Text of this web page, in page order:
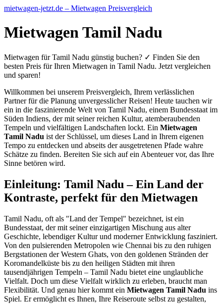
mietwagen-jetzt.de – Mietwagen Preisvergleich
Mietwagen Tamil Nadu
Mietwagen für Tamil Nadu günstig buchen? ✓ Finden Sie den
besten Preis für Ihren Mietwagen in Tamil Nadu. Jetzt vergleichen
und sparen!
Willkommen bei unserem Preisvergleich, Ihrem verlässlichen
Partner für die Planung unvergesslicher Reisen! Heute tauchen wir
ein in die faszinierende Welt von Tamil Nadu, einem Bundesstaat im
Süden Indiens, der mit seiner reichen Kultur, atemberaubenden
Tempeln und vielfältigen Landschaften lockt. Ein Mietwagen
Tamil Nadu ist der Schlüssel, um dieses Land in Ihrem eigenen
Tempo zu entdecken und abseits der ausgetretenen Pfade wahre
Schätze zu finden. Bereiten Sie sich auf ein Abenteuer vor, das Ihre
Sinne betören wird.
Einleitung: Tamil Nadu – Ein Land der
Kontraste, perfekt für den Mietwagen
Tamil Nadu, oft als "Land der Tempel" bezeichnet, ist ein
Bundesstaat, der mit seiner einzigartigen Mischung aus alter
Geschichte, lebendiger Kultur und moderner Entwicklung fasziniert.
Von den pulsierenden Metropolen wie Chennai bis zu den ruhigen
Bergstationen der Western Ghats, von den goldenen Stränden der
Koromandelküste bis zu den heiligen Städten mit ihren
tausendjährigen Tempeln – Tamil Nadu bietet eine unglaubliche
Vielfalt. Doch um diese Vielfalt wirklich zu erleben, braucht man
Flexibilität. Und genau hier kommt ein Mietwagen Tamil Nadu ins
Spiel. Er ermöglicht es Ihnen, Ihre Reiseroute selbst zu gestalten,